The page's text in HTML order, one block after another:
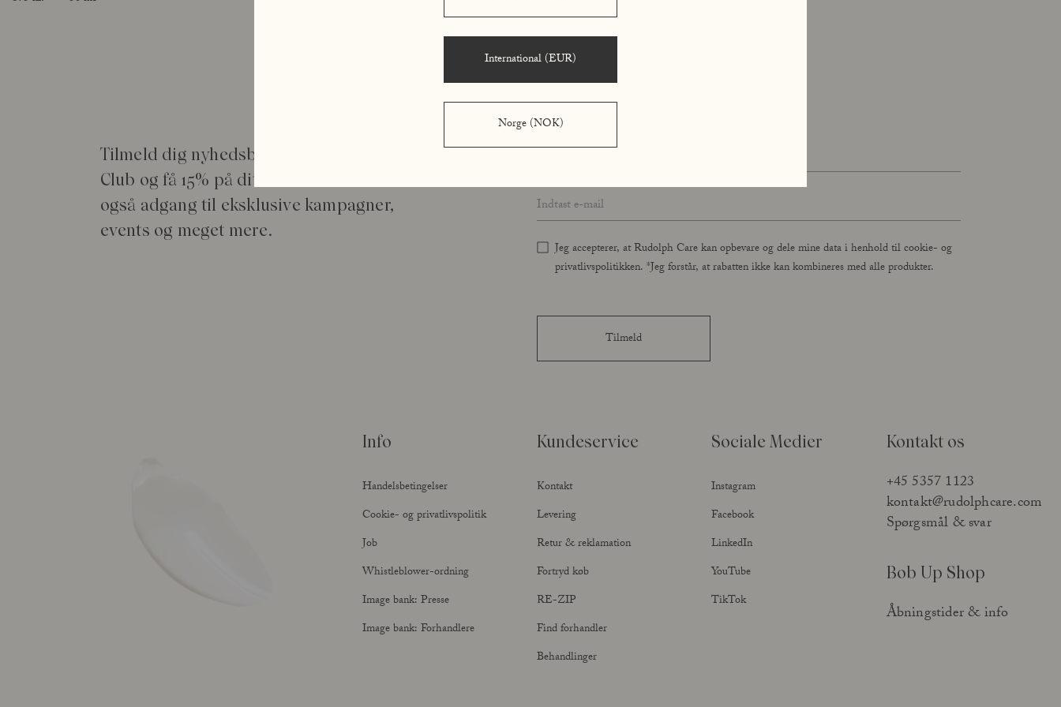
Lær Açai All in One at kende
Læs mere
Tilmeld dig nyhedsbrevet Rudolph Care
Club og få 15% på dit første køb*. Du får
også adgang til eksklusive kampagner,
events og meget mere.
Name*
Email address
Jeg accepterer, at Rudolph Care kan opbevare og dele mine data i henhold til cookie- og
privatlivspolitikken. *Jeg forstår, at rabatten ikke kan kombineres med alle produkter.
Tilmeld
Info
Handelsbetingelser
Cookie- og privatlivspolitik
Job
Whistleblower-ordning
Image bank: Presse
Image bank: Forhandlere
Kundeservice
Kontakt
Levering
Retur & reklamation
Fortryd køb
RE-ZIP
Find forhandler
Behandlinger
Sociale Medier
Instagram
Facebook
LinkedIn
YouTube
TikTok
Kontakt os
+45 5357 1123
kontakt@rudolphcare.com
Spørgsmål & svar
Bob Up Shop
Åbningstider & info
International (EUR)
Norge (NOK)